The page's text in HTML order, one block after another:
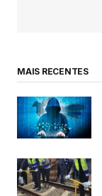
MAIS RECENTES